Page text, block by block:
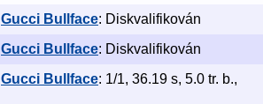
Gucci Bullface: Diskvalifikován
Gucci Bullface: Diskvalifikován
Gucci Bullface: 1/1, 36.19 s, 5.0 tr. b.,